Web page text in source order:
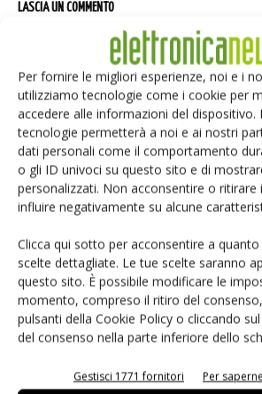
Per fornire le migliori esperienze, noi e i
utilizziamo tecnologie come i cookie per
accedere alle informazioni del dispositivo.
tecnologie permetterà a noi e ai nostri
dati personali come il comportamento
o gli ID univoci su questo sito e di
personalizzati. Non acconsentire o ritirare
influire negativamente su alcune
Clicca qui sotto per acconsentire a
scelte dettagliate. Le tue scelte saranno
questo sito. È possibile modificare le
momento, compreso il ritiro del
pulsanti della Cookie Policy o cliccando
del consenso nella parte inferiore dello
Gestisci 1771 fornitori Per
LASCIA UN COMMENTO
Salva il mio nome, email e sito web in
prossimi commenti.